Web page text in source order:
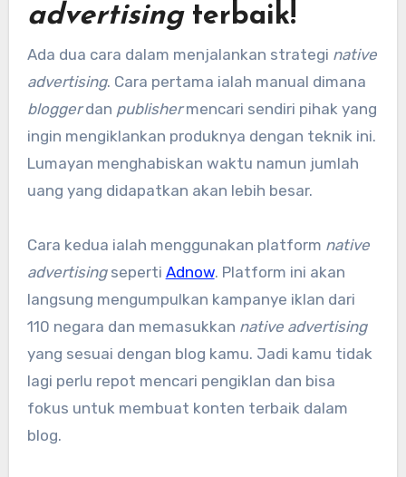
advertisingterbaik!
Ada dua cara dalam menjalankan strategi native
advertising. Cara pertama ialah manual dimana
bloggerdan publishermencari sendiri pihak yang
ingin mengiklankan produknya dengan teknik ini.
Lumayan menghabiskan waktu namun jumlah
uang yang didapatkan akan lebih besar.
Cara kedua ialah menggunakan platform native
advertisingseperti Adnow. Platform ini akan
langsung mengumpulkan kampanye iklan dari
110 negara dan memasukkan native advertising
yang sesuai dengan blog kamu. Jadi kamu tidak
lagi perlu repot mencari pengiklan dan bisa
fokus untuk membuat konten terbaik dalam
blog.